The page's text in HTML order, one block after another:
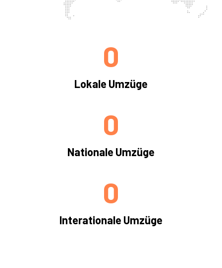
Lokale Umzüge
0
Nationale Umzüge
0
Interationale Umzüge
0